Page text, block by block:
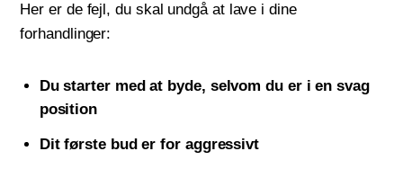
Her er de fejl, du skal undgå at lave i dine
forhandlinger:
Du starter med at byde, selvom du er i en svag
position
Dit første bud er for aggressivt